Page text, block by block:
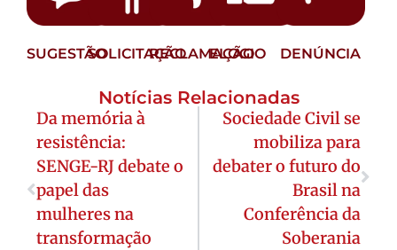
SUGESTÃOSOLICITAÇÃORECLAMAÇÃO
ELOGIO DENÚNCIA
Notícias Relacionadas
Da memória à
resistência:
SENGE-RJ debate o
papel das
mulheres na
transformação
Sociedade Civil se
mobiliza para
debater o futuro do
Brasil na
Conferência da
Soberania